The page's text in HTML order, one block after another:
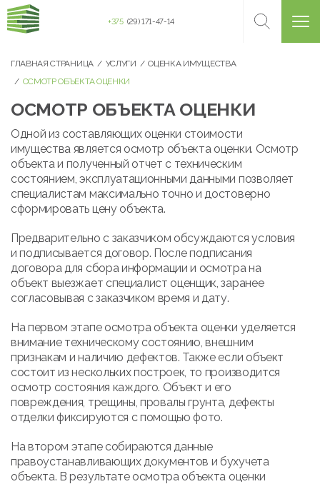
+375 (29) 171-47-14
ГЛАВНАЯ СТРАНИЦА УСЛУГИ
ОЦЕНКА ИМУЩЕСТВА
ОСМОТР ОБЪЕКТА ОЦЕНКИ
ОСМОТР ОБЪЕКТА ОЦЕНКИ
Одной из составляющих оценки стоимости
имущества является осмотр объекта оценки. Осмотр
объекта и полученный отчет с техническим
состоянием, эксплуатационными данными позволяет
специалистам максимально точно и достоверно
сформировать цену объекта.
Предварительно с заказчиком обсуждаются условия
и подписывается договор. После подписания
договора для сбора информации и осмотра на
объект выезжает специалист оценщик, заранее
согласовывая с заказчиком время и дату.
На первом этапе осмотра объекта оценки уделяется
внимание техническому состоянию, внешним
признакам и наличию дефектов. Также если объект
состоит из нескольких построек, то производится
осмотр состояния каждого. Объект и его
повреждения, трещины, провалы грунта, дефекты
отделки фиксируются с помощью фото.
На втором этапе собираются данные
правоустанавливающих документов и бухучета
объекта. В результате осмотра объекта оценки